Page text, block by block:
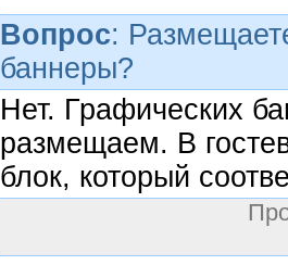
Вопрос:
баннеры?
Нет. Графических
размещаем. В
блок, который